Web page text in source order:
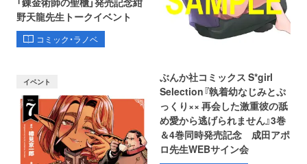
野天龍先生トークイベント
コミック・ラノベ
ぶんか社コミックス S*girl
Selection『執着幼なじみとぷ
っくり×× 再会した激重彼の舐
め愛から逃げられません』3巻
＆4巻同時発売記念 成田アポ
ロ先生WEBサイン会
イベント